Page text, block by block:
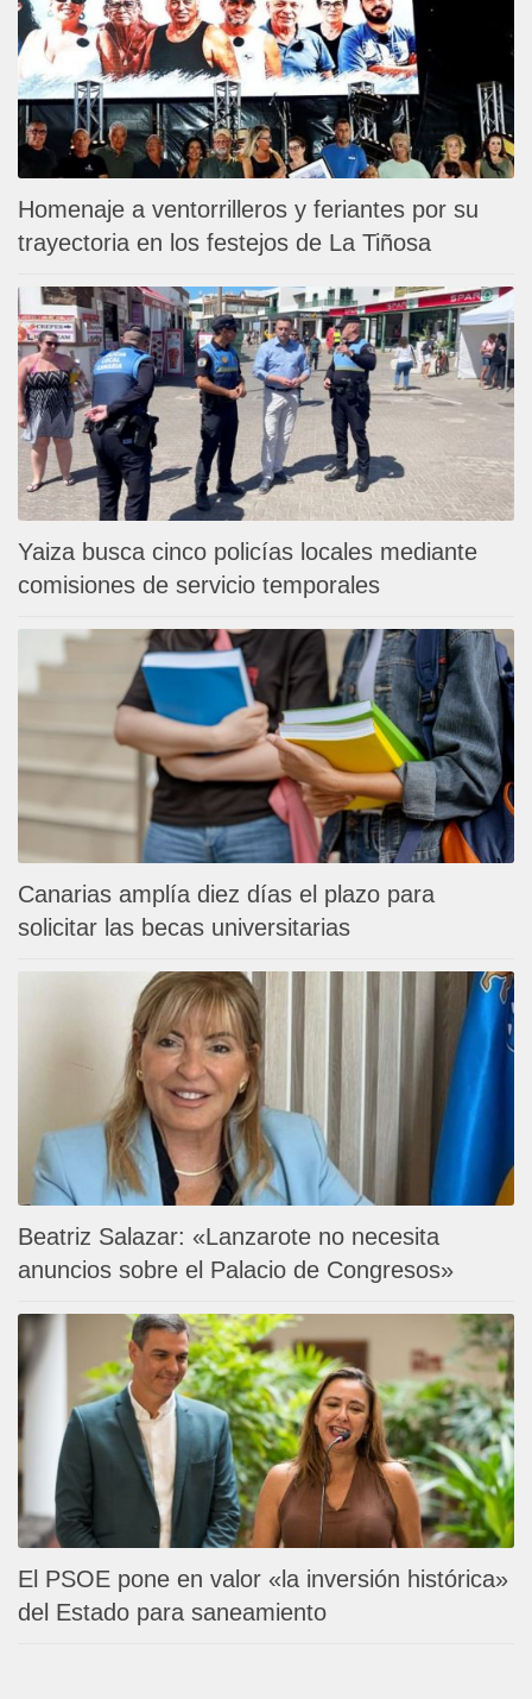
Homenaje a ventorrilleros y feriantes por su
trayectoria en los festejos de La Tiñosa
Yaiza busca cinco policías locales mediante
comisiones de servicio temporales
Canarias amplía diez días el plazo para
solicitar las becas universitarias
Beatriz Salazar: «Lanzarote no necesita
anuncios sobre el Palacio de Congresos»
El PSOE pone en valor «la inversión histórica»
del Estado para saneamiento